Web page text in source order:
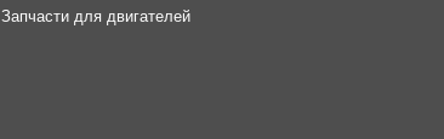
Запчасти для двигателей